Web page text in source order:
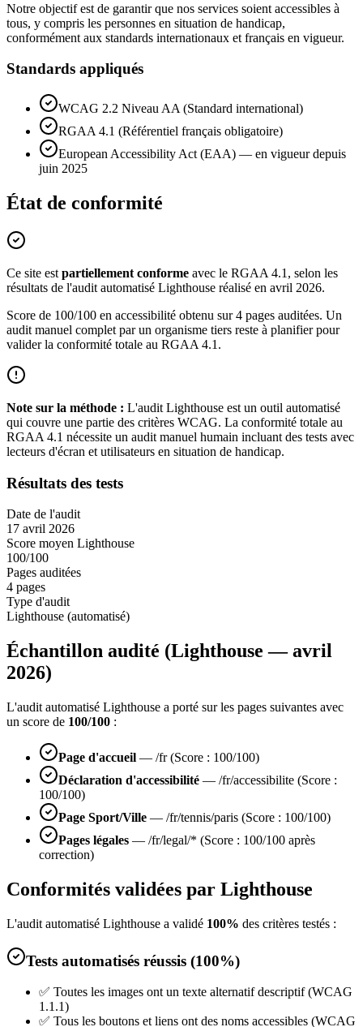
Notre objectif est de garantir que nos services soient accessibles à
tous, y compris les personnes en situation de handicap,
conformément aux standards internationaux et français en vigueur.
Standards appliqués
WCAG 2.2 Niveau AA (Standard international)
RGAA 4.1 (Référentiel français obligatoire)
European Accessibility Act (EAA) — en vigueur depuis
juin 2025
État de conformité
Ce site est partiellement conforme avec le RGAA 4.1, selon les
résultats de l'audit automatisé Lighthouse réalisé en avril 2026.
Score de 100/100 en accessibilité obtenu sur 4 pages auditées. Un
audit manuel complet par un organisme tiers reste à planifier pour
valider la conformité totale au RGAA 4.1.
Note sur la méthode : L'audit Lighthouse est un outil automatisé
qui couvre une partie des critères WCAG. La conformité totale au
RGAA 4.1 nécessite un audit manuel humain incluant des tests avec
lecteurs d'écran et utilisateurs en situation de handicap.
Résultats des tests
Date de l'audit
17 avril 2026
Score moyen Lighthouse
100/100
Pages auditées
4 pages
Type d'audit
Lighthouse (automatisé)
Échantillon audité (Lighthouse — avril
2026)
L'audit automatisé Lighthouse a porté sur les pages suivantes avec
un score de 100/100 :
Page d'accueil — /fr (Score : 100/100)
Déclaration d'accessibilité — /fr/accessibilite (Score :
100/100)
Page Sport/Ville — /fr/tennis/paris (Score : 100/100)
Pages légales — /fr/legal/* (Score : 100/100 après
correction)
Conformités validées par Lighthouse
L'audit automatisé Lighthouse a validé 100% des critères testés :
Tests automatisés réussis (100%)
✅ Toutes les images ont un texte alternatif descriptif (WCAG
1.1.1)
✅ Tous les boutons et liens ont des noms accessibles (WCAG